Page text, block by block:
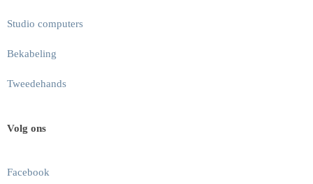
Studio computers
Bekabeling
Tweedehands
Volg ons
Facebook